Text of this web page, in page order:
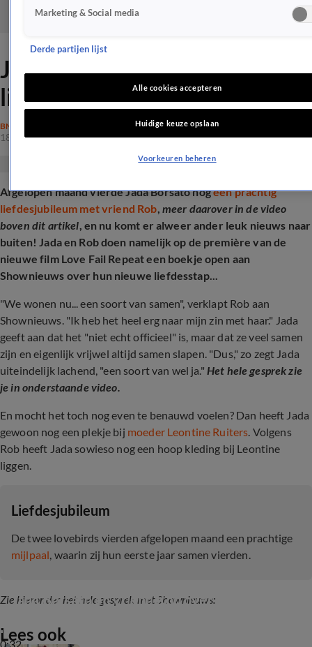
Jada Borsato zet nieuwe
liefdesstap!
BN'ERS
18 feb 2025, 14:09
Afgelopen maand vierde Jada Borsato nogeen prachtig
liefdesjubileum met vriend Rob, meer daarover in de video
boven dit artikel, en nu komt er alweer ander leuk nieuws naar
buiten! Jada en Rob doen namelijk op de première van de
nieuwe film Love Fail Repeat een boekje open aan
Shownieuws over hun nieuwe liefdesstap...
"We wonen nu... een soort van samen", verklapt Rob aan
Shownieuws. "Ik heb het heel erg naar mijn zin met haar." Jada
geeft aan dat het "niet echt officieel" is, maar dat ze veel samen
zijn en eigenlijk vrijwel altijd samen slapen. "Dus," zo zegt Jada
uiteindelijk lachend, "een soort van wel ja." Het hele gesprek zie
je in onderstaande video.
En mocht het toch nog even te benauwd voelen? Dan heeft Jada
gewoon nog een plekje bij moeder Leontine Ruiters. Volgens
Rob heeft Jada sowieso nog een hoop kleding bij Leontine
liggen.
Liefdesjubileum
De twee lovebirds vierden afgelopen maand een prachtige
mijlpaal, waarin zij hun eerste jaar samen vierden.
Zie hieronder het hele gesprek met Shownieuws:
0:32
Jada Borsato en vriend Rob over samenwonen
Lees ook
Marketing & Social media
Derde partijen lijst
Alle cookies accepteren
Huidige keuze opslaan
Voorkeuren beheren